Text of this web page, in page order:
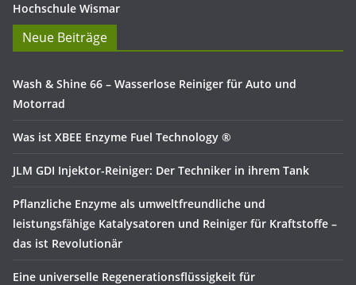
Hochschule Wismar
Neue Beiträge
Wash & Shine 66 – Wasserlose Reiniger für Auto und
Motorrad
Was ist XBEE Enzyme Fuel Technology ®
JLM GDI Injektor-Reiniger: Der Techniker in ihrem Tank
Pflanzliche Enzyme als umweltfreundliche und
leistungsfähige Katalysatoren und Reiniger für Kraftstoffe –
das ist Revolutionär
Eine universelle Regenerationsflüssigkeit für